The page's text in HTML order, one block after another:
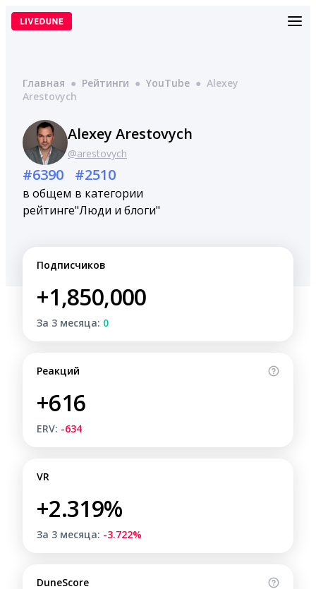
Перейти
Главная ● Рейтинги ● YouTube ● Alexey
Arestovych
Alexey Arestovych
@arestovych
#6390
в общем
рейтинге
#2510
в категории
"Люди и блоги"
Подписчиков
+1,850,000
За 3 месяца: 0
Реакций
+616
ERV: -634
VR
+2.319%
За 3 месяца: -3.722%
DuneScore